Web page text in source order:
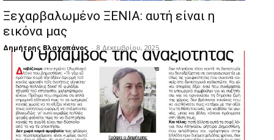
Ξεχαρβαλωμένο ΞΕΝΙΑ: αυτή είναι η
εικόνα μας
Δημήτρης Βλαχοπάνος - 8 Δεκεμβρίου, 2025